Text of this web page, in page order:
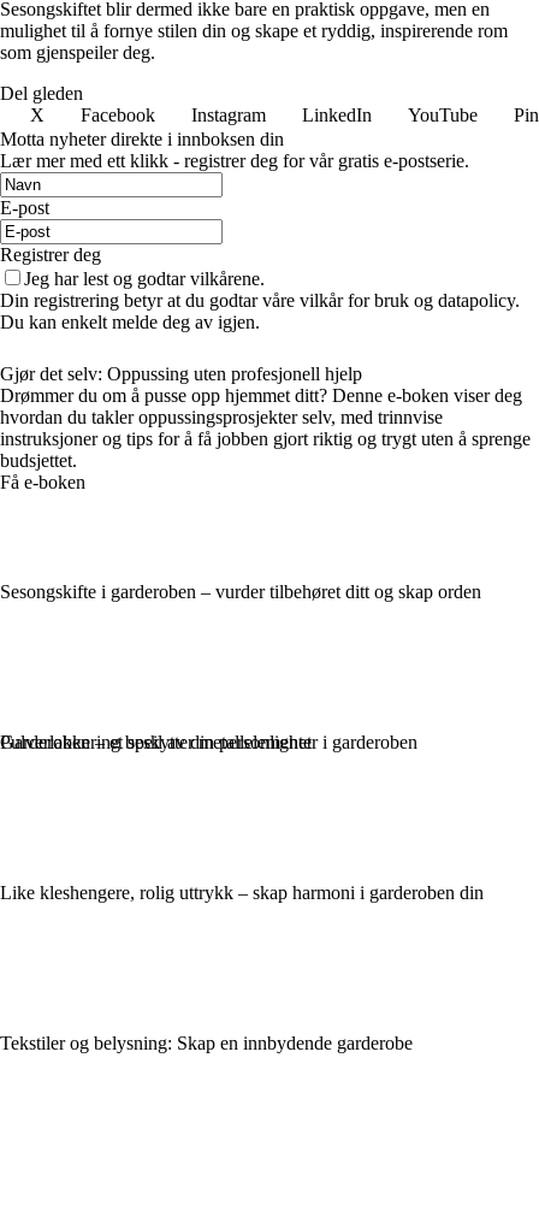
Sesongskiftet blir dermed ikke bare en praktisk oppgave, men en
mulighet til å fornye stilen din og skape et ryddig, inspirerende rom
som gjenspeiler deg.
Del gleden
X
Facebook Instagram LinkedIn YouTube
Motta nyheter direkte i innboksen din
Lær mer med ett klikk - registrer deg for vår gratis e-postserie.
E-post
Registrer deg
Jeg har lest og godtar vilkårene.
Din registrering betyr at du godtar våre vilkår for bruk og datapolicy.
Du kan enkelt melde deg av igjen.
Gjør det selv: Oppussing uten profesjonell hjelp
Drømmer du om å pusse opp hjemmet ditt? Denne e-boken viser deg
hvordan du takler oppussingsprosjekter selv, med trinnvise
instruksjoner og tips for å få jobben gjort riktig og trygt uten å sprenge
budsjettet.
Få e-boken
Sesongskifte i garderoben – vurder tilbehøret ditt og skap orden
Pulverlakkering beskytter metallelementer i garderoben
Like kleshengere, rolig uttrykk – skap harmoni i garderoben din
Tekstiler og belysning: Skap en innbydende garderobe
Garderoben – et speil av din personlighet